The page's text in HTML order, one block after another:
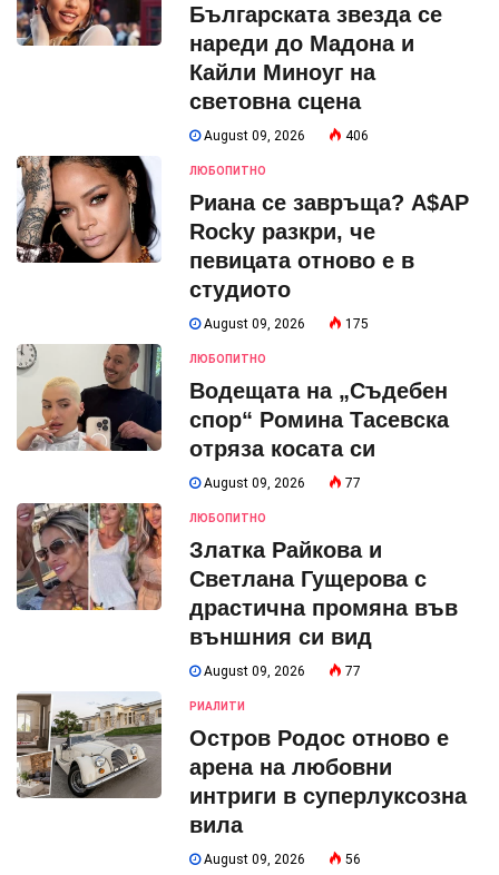
Българската звезда се
нареди до Мадона и
Кайли Миноуг на
световна сцена
August 09, 2026 406
ЛЮБОПИТНО
Риана се завръща? A$AP
Rocky разкри, че
певицата отново е в
студиото
August 09, 2026 175
ЛЮБОПИТНО
Водещата на „Съдебен
спор“ Ромина Тасевска
отряза косата си
August 09, 2026 77
ЛЮБОПИТНО
Златка Райкова и
Светлана Гущерова с
драстична промяна във
външния си вид
August 09, 2026 77
РИАЛИТИ
Остров Родос отново е
арена на любовни
интриги в суперлуксозна
вила
August 09, 2026 56